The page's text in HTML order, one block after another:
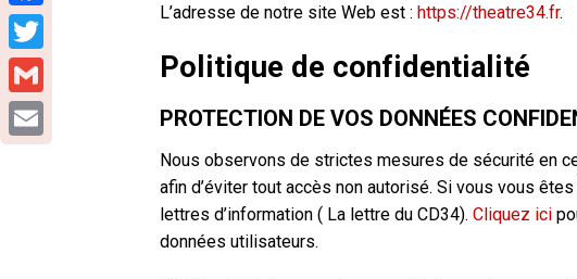
L’adresse de notre site Web est : https://theatre34.fr.
Politique de confidentialité
PROTECTION DE VOS DONNÉES
Nous observons de strictes mesures de sécurité en
afin d’éviter tout accès non autorisé. Si vous vous
lettres d’information ( La lettre du CD34). Cliquez ici
données utilisateurs.
Facebook
Twitter
Gmail